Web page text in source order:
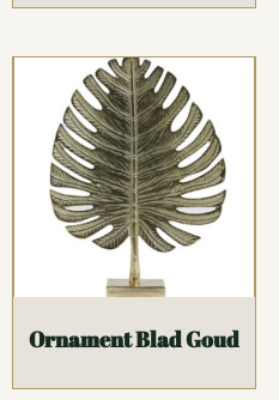
Ornament Blad Goud